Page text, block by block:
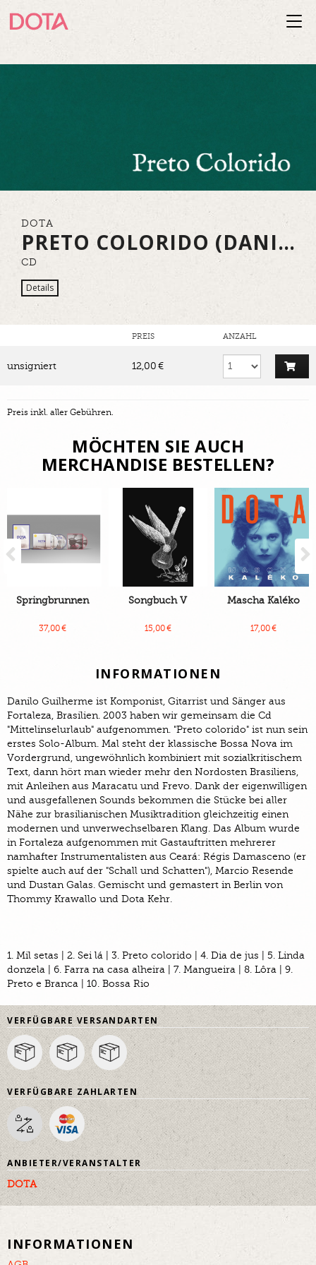
DOTA
PRETO COLORIDO (DANILO GUILHERME)
CD
Details
PREIS ANZAHL
unsigniert 12,00 €
Preis inkl. aller Gebühren.
MÖCHTEN SIE AUCH
MERCHANDISE BESTELLEN?
Springbrunnen
37,00 €
Songbuch V
15,00 €
Mascha Kaléko
17,00 €
Previous
INFORMATIONEN
Danilo Guilherme ist Komponist, Gitarrist und Sänger aus
Fortaleza, Brasilien. 2003 haben wir gemeinsam die Cd
"Mittelinselurlaub" aufgenommen. "Preto colorido" ist nun sein
erstes Solo-Album. Mal steht der klassische Bossa Nova im
Vordergrund, ungewöhnlich kombiniert mit sozialkritischem
Text, dann hört man wieder mehr den Nordosten Brasiliens,
mit Anleihen aus Maracatu und Frevo. Dank der eigenwilligen
und ausgefallenen Sounds bekommen die Stücke bei aller
Nähe zur brasilianischen Musiktradition gleichzeitig einen
modernen und unverwechselbaren Klang. Das Album wurde
in Fortaleza aufgenommen mit Gastauftritten mehrerer
namhafter Instrumentalisten aus Ceará: Régis Damasceno (er
spielte auch auf der "Schall und Schatten"), Marcio Resende
und Dustan Galas. Gemischt und gemastert in Berlin von
Thommy Krawallo und Dota Kehr.
1. Mil setas | 2. Sei lá | 3. Preto colorido | 4. Dia de jus | 5. Linda
donzela | 6. Farra na casa alheira | 7. Mangueira | 8. Lôra | 9.
Preto e Branca | 10. Bossa Rio
VERFÜGBARE VERSANDARTEN
VERFÜGBARE ZAHLARTEN
ANBIETER/VERANSTALTER
DOTA
INFORMATIONEN